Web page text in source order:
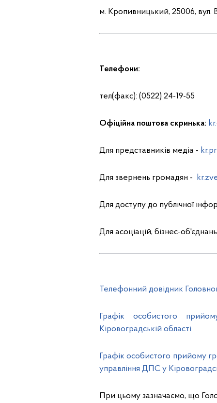
м. Кропивницький, 25006, вул.
Телефони:
тел(факс): (0522) 24-19-55
Офіційна поштова скринька:
Для представників медіа -
Для звернень громадян -
Для доступу до публічної
Для асоціацій, бізнес-
Телефонний довідник
Графік особистого
Кіровоградській області
Графік особистого прийому
управління ДПС у
При цьому зазначаємо, що